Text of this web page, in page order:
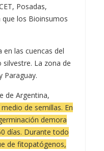
Posadas,
que los Bioinsumos
en las cuencas del
La zona de
Paraguay.
de Argentina,
de semillas. En
demora
días. Durante todo
de fitopatógenos,